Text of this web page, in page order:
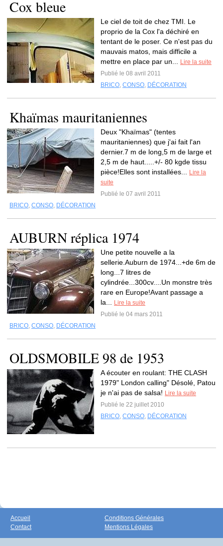
Cox bleue
Le ciel de toit de chez TMI. Le
proprio de la Cox l'a déchiré en
tentant de le poser. Ce n'est pas du
mauvais matos, mais difficile a
mettre en place par un...
Lire la suite
Publié le 08 avril 2011
BRICO, CONSO, DÉCORATION
Khaïmas mauritaniennes
Deux "Khaïmas" (tentes
mauritaniennes) que j'ai fait l'an
dernier.7 m de long,5 m de large et
2,5 m de haut.....+/- 80 kgde tissu
pièce!Elles sont installées...
Lire la
suite
Publié le 07 avril 2011
BRICO, CONSO, DÉCORATION
AUBURN réplica 1974
Une petite nouvelle a la
sellerie.Auburn de 1974...+de 6m de
long...7 litres de
cylindrée...300cv....Un monstre très
rare en Europe!Avant passage a
la...
Lire la suite
Publié le 04 mars 2011
BRICO, CONSO, DÉCORATION
OLDSMOBILE 98 de 1953
A écouter en roulant: THE CLASH
1979" London calling" Désolé, Patou
je n'ai pas de salsa! Lire la suite
Publié le 22 juillet 2010
BRICO, CONSO, DÉCORATION
Accueil
Contact
Conditions Générales
Mentions Légales